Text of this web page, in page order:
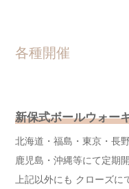
各種開催
新保式ボールウォー
北海道・福島・東京・長
鹿児島・沖縄等にて定期
上記以外にも クローズに